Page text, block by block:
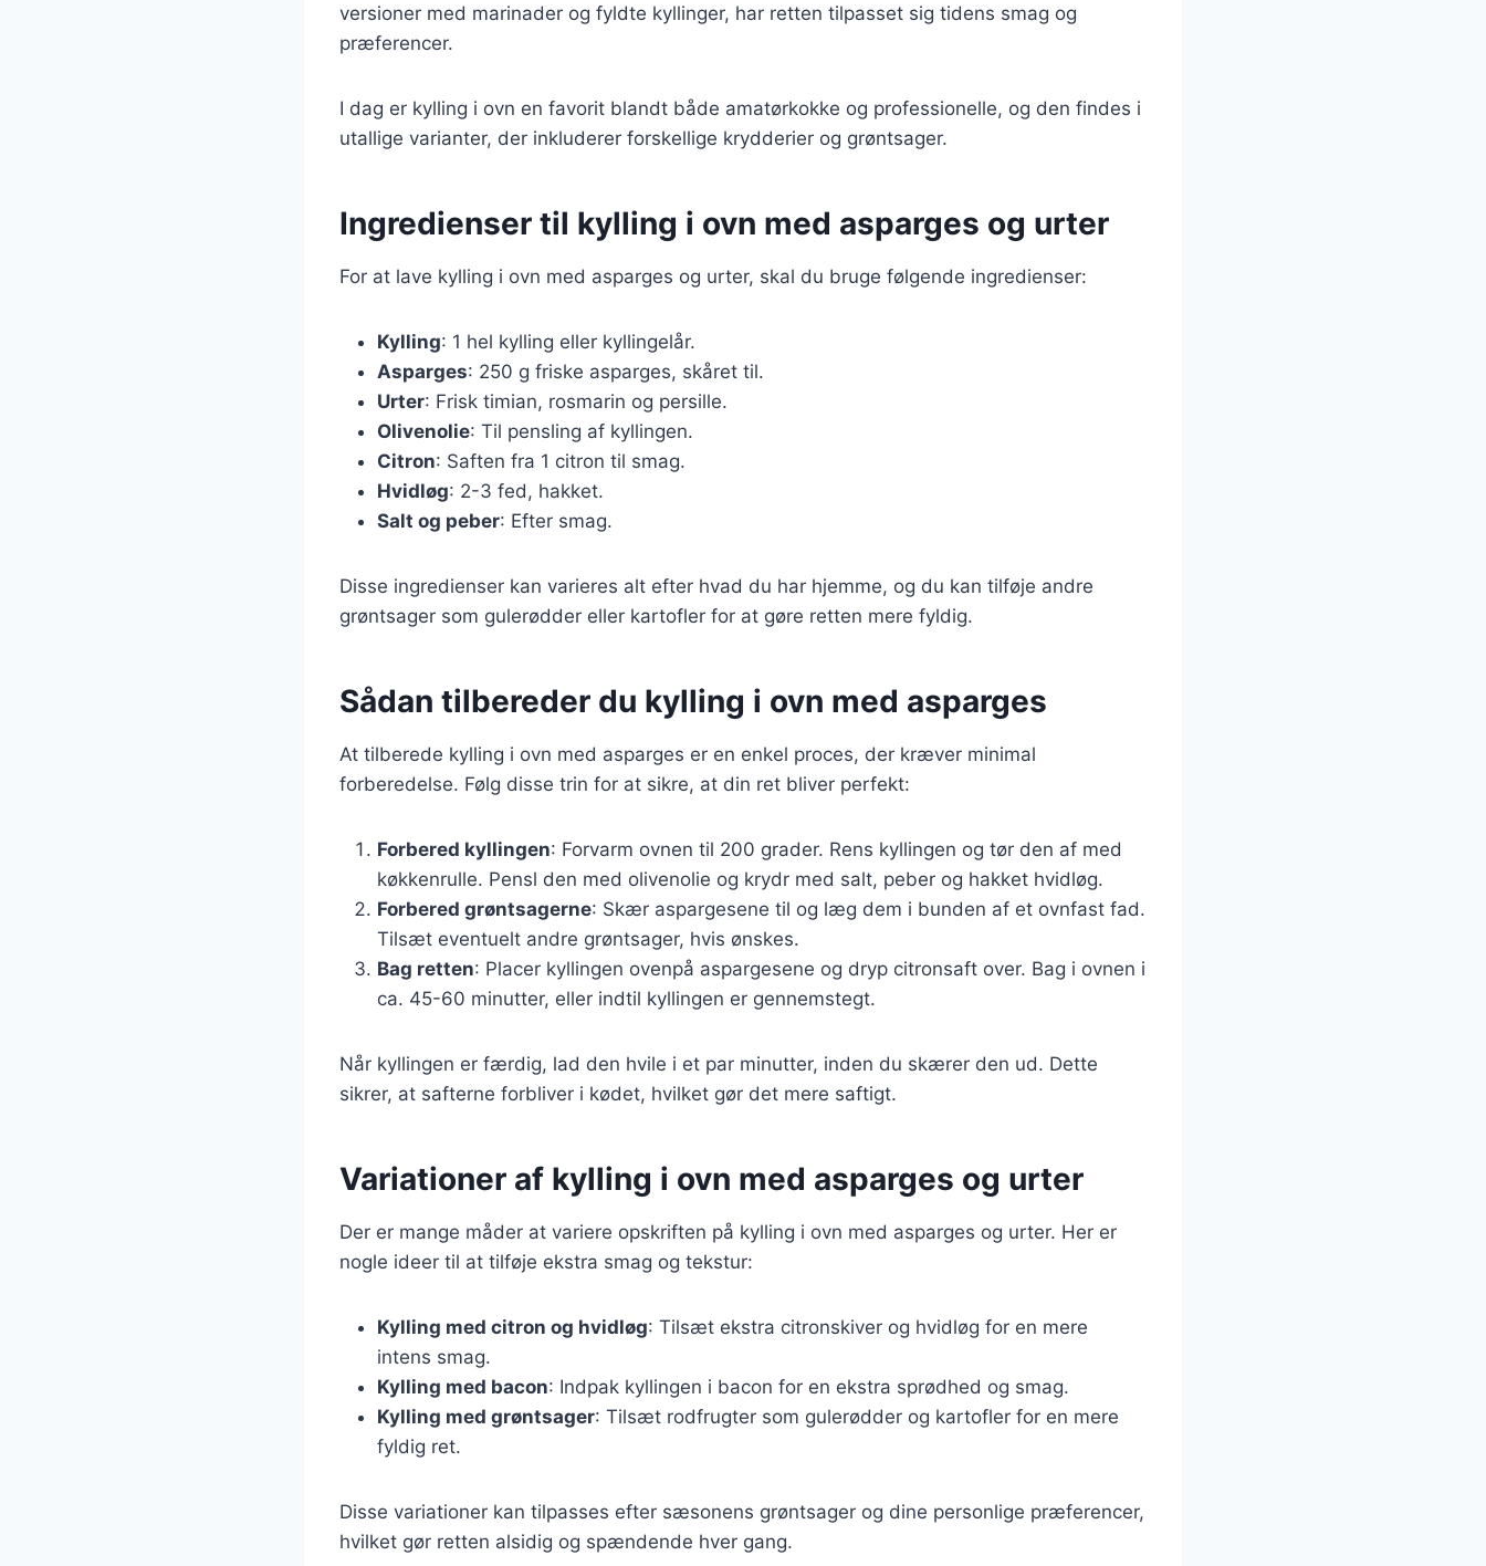
versioner med marinader og fyldte kyllinger, har retten tilpasset sig tidens smag og
præferencer.
I dag er kylling i ovn en favorit blandt både amatørkokke og professionelle, og den findes i
utallige varianter, der inkluderer forskellige krydderier og grøntsager.
Ingredienser til kylling i ovn med asparges og urter
For at lave kylling i ovn med asparges og urter, skal du bruge følgende ingredienser:
Kylling: 1 hel kylling eller kyllingelår.
Asparges: 250 g friske asparges, skåret til.
Urter: Frisk timian, rosmarin og persille.
Olivenolie: Til pensling af kyllingen.
Citron: Saften fra 1 citron til smag.
Hvidløg: 2-3 fed, hakket.
Salt og peber: Efter smag.
Disse ingredienser kan varieres alt efter hvad du har hjemme, og du kan tilføje andre
grøntsager som gulerødder eller kartofler for at gøre retten mere fyldig.
Sådan tilbereder du kylling i ovn med asparges
At tilberede kylling i ovn med asparges er en enkel proces, der kræver minimal
forberedelse. Følg disse trin for at sikre, at din ret bliver perfekt:
Forbered kyllingen: Forvarm ovnen til 200 grader. Rens kyllingen og tør den af med
køkkenrulle. Pensl den med olivenolie og krydr med salt, peber og hakket hvidløg.
Forbered grøntsagerne: Skær aspargesene til og læg dem i bunden af et ovnfast fad.
Tilsæt eventuelt andre grøntsager, hvis ønskes.
Bag retten: Placer kyllingen ovenpå aspargesene og dryp citronsaft over. Bag i ovnen i
ca. 45-60 minutter, eller indtil kyllingen er gennemstegt.
Når kyllingen er færdig, lad den hvile i et par minutter, inden du skærer den ud. Dette
sikrer, at safterne forbliver i kødet, hvilket gør det mere saftigt.
Variationer af kylling i ovn med asparges og urter
Der er mange måder at variere opskriften på kylling i ovn med asparges og urter. Her er
nogle ideer til at tilføje ekstra smag og tekstur:
Kylling med citron og hvidløg: Tilsæt ekstra citronskiver og hvidløg for en mere
intens smag.
Kylling med bacon: Indpak kyllingen i bacon for en ekstra sprødhed og smag.
Kylling med grøntsager: Tilsæt rodfrugter som gulerødder og kartofler for en mere
fyldig ret.
Disse variationer kan tilpasses efter sæsonens grøntsager og dine personlige præferencer,
hvilket gør retten alsidig og spændende hver gang.